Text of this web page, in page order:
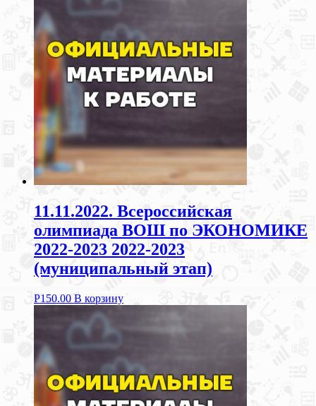
11.11.2022. Всероссийская
олимпиада ВОШ по ЭКОНОМИКЕ
2022-2023 2022-2023
(муниципальный этап)
Р150.00 В корзину